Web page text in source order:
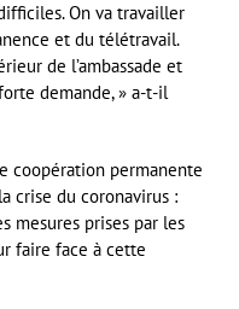
On va travailler
et du télétravail.
de l’ambassade et
demande, » a-t-il
coopération permanente
crise du coronavirus :
mesures prises par les
faire face à cette